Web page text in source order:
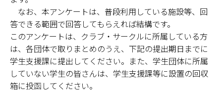
教育・学生生活
国際交流・留学
産官学連携
奈良国立大学機構
なお、本アンケートは、普段利用している施設等、回
答できる範囲で回答してもらえれば結構です。
このアンケートは、クラブ・サークルに所属している方
は、各団体で取りまとめのうえ、下記の提出期日までに
学生支援課に提出してください。また、学生団体に所属
していない学生の皆さんは、学生支援課等に設置の回収
箱に投函してください。